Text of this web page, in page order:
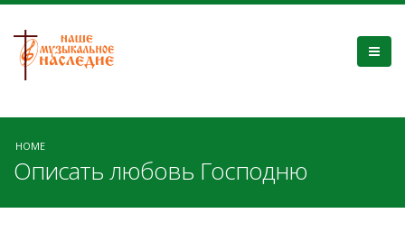
HOME
Описать любовь Господню